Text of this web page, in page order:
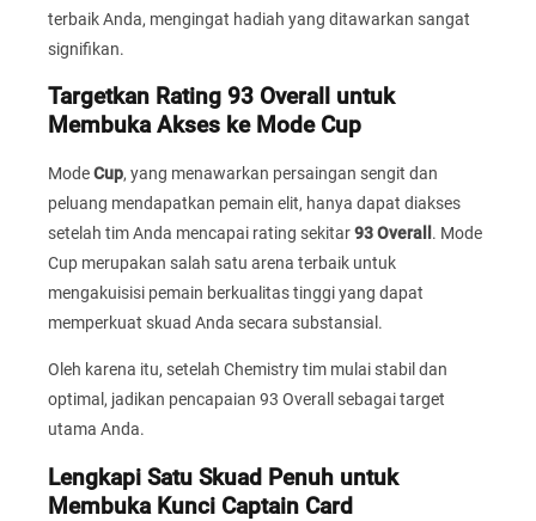
terbaik Anda, mengingat hadiah yang ditawarkan sangat
signifikan.
Targetkan Rating 93 Overall untuk
Membuka Akses ke Mode Cup
ModeCup, yang menawarkan persaingan sengit dan
peluang mendapatkan pemain elit, hanya dapat diakses
setelah tim Anda mencapai rating sekitar93 Overall . Mode
Cup merupakan salah satu arena terbaik untuk
mengakuisisi pemain berkualitas tinggi yang dapat
memperkuat skuad Anda secara substansial.
Oleh karena itu, setelah Chemistry tim mulai stabil dan
optimal, jadikan pencapaian 93 Overall sebagai target
utama Anda.
Lengkapi Satu Skuad Penuh untuk
Membuka Kunci Captain Card